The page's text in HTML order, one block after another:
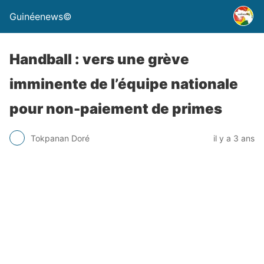
Guinéenews©
Handball : vers une grève
imminente de l’équipe nationale
pour non-paiement de primes
Tokpanan Doré il y a 3 ans